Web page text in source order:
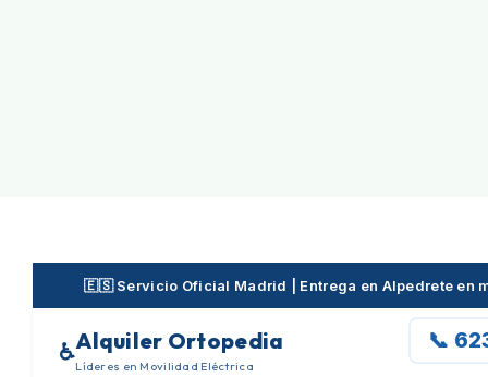
🇪🇸 Servicio Oficial Madrid | Entrega en Alpedrete en
♿Alquiler Ortopedia
Líderes en Movilidad Eléctrica
📞